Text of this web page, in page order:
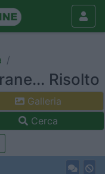
Risolto
Galleria
Cerca